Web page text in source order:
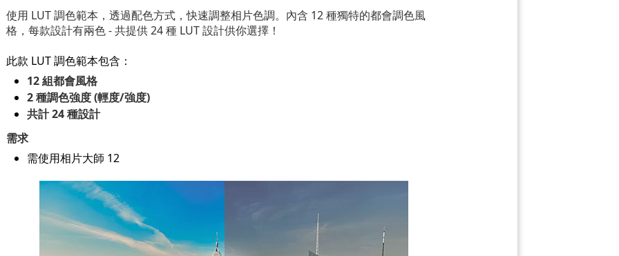
使用 LUT 調色範本，透過配色方式，快速調整相片色調。內含 12 種獨特的都會調色風
格，每款設計有兩色 - 共提供 24 種 LUT 設計供你選擇！
此款 LUT 調色範本包含：
12 組都會風格
2 種調色強度 (輕度/強度)
共計 24 種設計
需求
需使用相片大師 12